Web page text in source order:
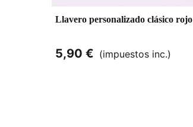
Llavero personalizado clásico rojo
5,90 € (impuestos inc.)